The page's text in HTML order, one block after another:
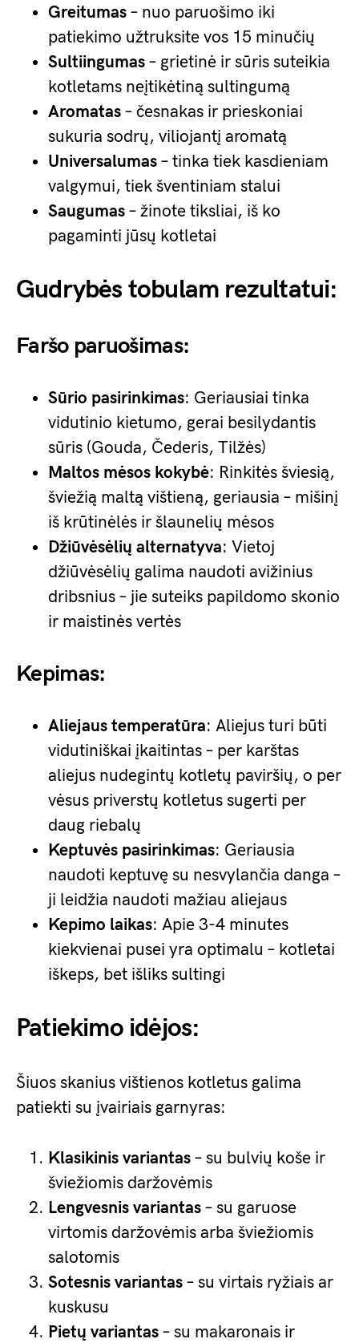
Greitumas – nuo paruošimo iki
patiekimo užtruksite vos 15 minučių
Sultiingumas – grietinė ir sūris suteikia
kotletams neįtikėtiną sultingumą
Aromatas – česnakas ir prieskoniai
sukuria sodrų, viliojantį aromatą
Universalumas – tinka tiek kasdieniam
valgymui, tiek šventiniam stalui
Saugumas – žinote tiksliai, iš ko
pagaminti jūsų kotletai
Gudrybės tobulam rezultatui:
Faršo paruošimas:
Sūrio pasirinkimas: Geriausiai tinka
vidutinio kietumo, gerai besilydantis
sūris (Gouda, Čederis, Tilžės)
Maltos mėsos kokybė: Rinkitės šviesią,
šviežią maltą vištieną, geriausia – mišinį
iš krūtinėlės ir šlaunelių mėsos
Džiūvėsėlių alternatyva: Vietoj
džiūvėsėlių galima naudoti avižinius
dribsnius – jie suteiks papildomo skonio
ir maistinės vertės
Kepimas:
Aliejaus temperatūra: Aliejus turi būti
vidutiniškai įkaitintas – per karštas
aliejus nudegintų kotletų paviršių, o per
vėsus priverstų kotletus sugerti per
daug riebalų
Keptuvės pasirinkimas: Geriausia
naudoti keptuvę su nesvylančia danga –
ji leidžia naudoti mažiau aliejaus
Kepimo laikas: Apie 3-4 minutes
kiekvienai pusei yra optimalu – kotletai
iškeps, bet išliks sultingi
Patiekimo idėjos:
Šiuos skanius vištienos kotletus galima
patiekti su įvairiais garnyras:
Klasikinis variantas – su bulvių koše ir
šviežiomis daržovėmis
Lengvesnis variantas – su garuose
virtomis daržovėmis arba šviežiomis
salotomis
Sotesnis variantas – su virtais ryžiais ar
kuskusu
Pietų variantas – su makaronais ir